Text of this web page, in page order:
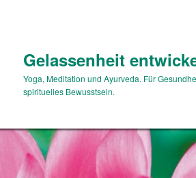
Gelassenheit
Yoga, Meditation und Ayurveda. Für
spirituelles Bewusstsein.